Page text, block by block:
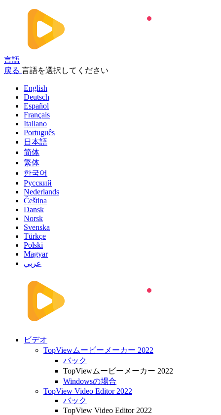
言語
戻る 言語を選択してください
English
Deutsch
Español
Français
Italiano
Português
日本語
简体
繁体
한국어
Русский
Nederlands
Čeština
Dansk
Norsk
Svenska
Türkçe
Polski
Magyar
عربي
ビデオ
TopViewムービーメーカー 2022
バック
TopViewムービーメーカー 2022
Windowsの場合
TopView Video Editor 2022
バック
TopView Video Editor 2022